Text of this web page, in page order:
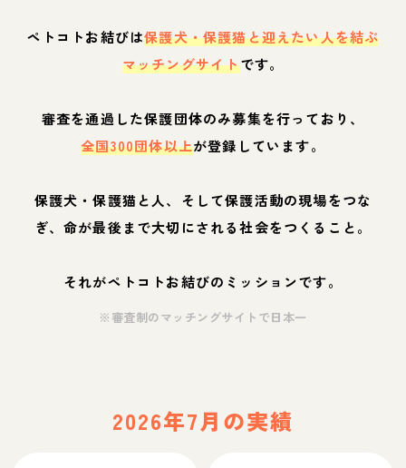
ペトコトお結びは保護犬・保護猫と迎えたい人を結ぶ
マッチングサイトです。
審査を通過した保護団体のみ募集を行っており、
全国300団体以上が登録しています。
保護犬・保護猫と人、そして保護活動の現場をつな
ぎ、命が最後まで大切にされる社会をつくること。
それがペトコトお結びのミッションです。
※審査制のマッチングサイトで日本一
2026年7月の実績